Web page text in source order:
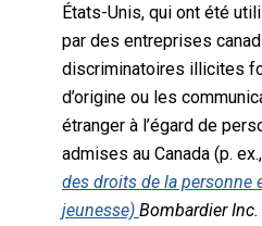
États-Unis, qui ont été
par des entreprises
discriminatoires illicites
d’origine ou les
étranger à l’égard de
admises au Canada (p. ex.,
des droits de la personne
jeunesse) Bombardier Inc.